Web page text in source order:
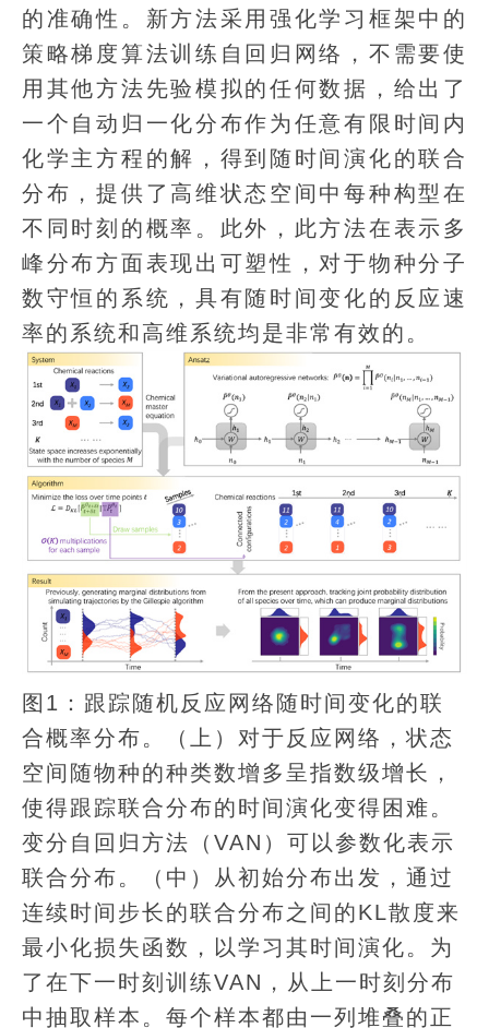
的准确性。新方法采用强化学习框架中的
策略梯度算法训练自回归网络，不需要使
用其他方法先验模拟的任何数据，给出了
一个自动归一化分布作为任意有限时间内
化学主方程的解，得到随时间演化的联合
分布，提供了高维状态空间中每种构型在
不同时刻的概率。此外，此方法在表示多
峰分布方面表现出可塑性，对于物种分子
数守恒的系统，具有随时间变化的反应速
率的系统和高维系统均是非常有效的。
图1：跟踪随机反应网络随时间变化的联
合概率分布。（上）对于反应网络，状态
空间随物种的种类数增多呈指数级增长，
使得跟踪联合分布的时间演化变得困难。
变分自回归方法（VAN）可以参数化表示
联合分布。（中）从初始分布出发，通过
连续时间步长的联合分布之间的KL散度来
最小化损失函数，以学习其时间演化。为
了在下一时刻训练VAN，从上一时刻分布
中抽取样本。每个样本都由一列堆叠的正